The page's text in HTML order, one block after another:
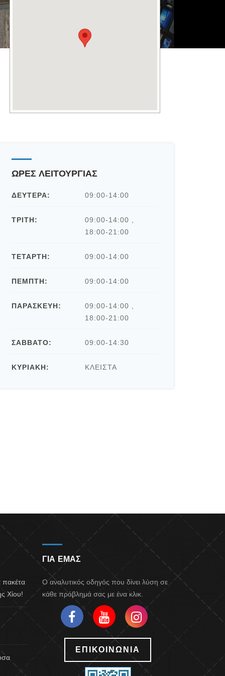
ΩΡΕΣ ΛΕΙΤΟΥΡΓΙΑΣ
ΔΕΥΤΕΡΑ: 09:00-14:00
ΤΡΙΤΗ:
09:00-14:00 ,
18:00-21:00
ΤΕΤΑΡΤΗ: 09:00-14:00
ΠΕΜΠΤΗ: 09:00-14:00
ΠΑΡΑΣΚΕΥΗ:
09:00-14:00 ,
18:00-21:00
ΣΑΒΒΑΤΟ: 09:00-14:30
ΚΥΡΙΑΚΗ: ΚΛΕΙΣΤΑ
πακέτα
Χίου!
ΓΙΑ ΕΜΑΣ
Ο αναλυτικός οδηγός που δίνει λύση σε
κάθε πρόβλημά σας με ένα κλικ.
ΕΠΙΚΟΙΝΩΝΙΑ